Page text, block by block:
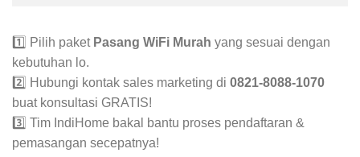
1️⃣ Pilih paket Pasang WiFi Murah yang sesuai dengan
kebutuhan lo.
2️⃣ Hubungi kontak sales marketing di 0821-8088-1070
buat konsultasi GRATIS!
3️⃣ Tim IndiHome bakal bantu proses pendaftaran &
pemasangan secepatnya!